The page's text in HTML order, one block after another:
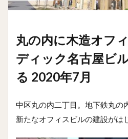
丸の内に木造オフ
ディック名古屋ビ
る 2020年7月
中区丸の内二丁目。地下鉄丸の
新たなオフィスビルの建設がは